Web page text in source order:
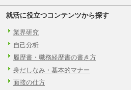
就活に役立つコンテンツから探す
業界研究
自己分析
履歴書・職務経歴書の書き方
身だしなみ・基本的マナー
面接の仕方